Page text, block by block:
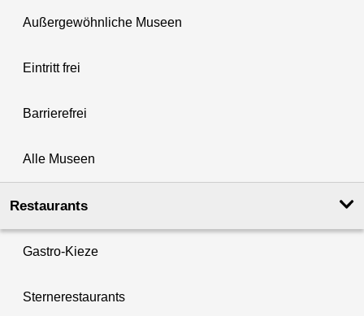
Außergewöhnliche Museen
Eintritt frei
Barrierefrei
Alle Museen
Restaurants
Gastro-Kieze
Sternerestaurants